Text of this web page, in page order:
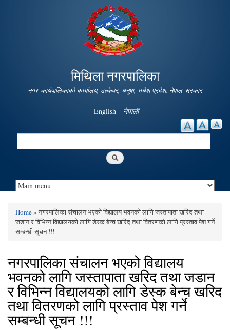
Skip to
main
content
मिथिला नगरपालिका
नगर कार्यपालिकाको कार्यालय, ढल्केवर, धनुषा, मधेश प्रदेश, नेपाल सरकार
English नेपाली
Search
You are here
Home» नगरपालिका संचालन भएको विद्यालय भवनको लागि जस्तापाता खरिद तथा
जडान र विभिन्न विद्यालयको लागि डेस्क बेन्च खरिद तथा वितरणको लागि प्रस्ताव पेश गर्ने
सम्बन्धी सूचन !!!
नगरपालिका संचालन भएको विद्यालय
भवनको लागि जस्तापाता खरिद तथा जडान
र विभिन्न विद्यालयको लागि डेस्क बेन्च खरिद
तथा वितरणको लागि प्रस्ताव पेश गर्ने
सम्बन्धी सूचन !!!